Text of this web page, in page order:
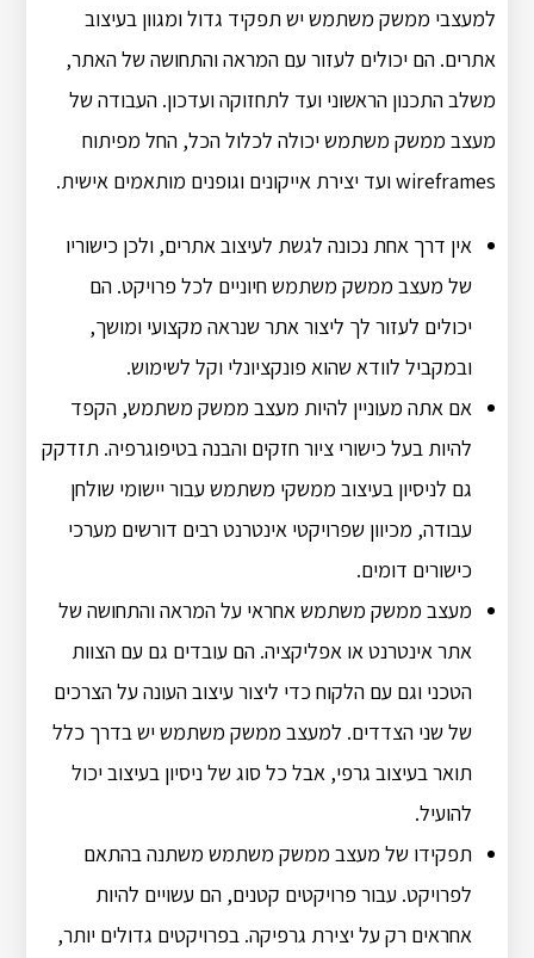
למעצבי ממשק משתמש יש תפקיד גדול ומגוון בעיצוב
אתרים. הם יכולים לעזור עם המראה והתחושה של האתר,
משלב התכנון הראשוני ועד לתחזוקה ועדכון. העבודה של
מעצב ממשק משתמש יכולה לכלול הכל, החל מפיתוח
wireframes ועד יצירת אייקונים וגופנים מותאמים אישית.
אין דרך אחת נכונה לגשת לעיצוב אתרים, ולכן כישוריו
של מעצב ממשק משתמש חיוניים לכל פרויקט. הם
יכולים לעזור לך ליצור אתר שנראה מקצועי ומושך,
ובמקביל לוודא שהוא פונקציונלי וקל לשימוש.
אם אתה מעוניין להיות מעצב ממשק משתמש, הקפד
להיות בעל כישורי ציור חזקים והבנה בטיפוגרפיה. תזדקק
גם לניסיון בעיצוב ממשקי משתמש עבור יישומי שולחן
עבודה, מכיוון שפרויקטי אינטרנט רבים דורשים מערכי
כישורים דומים.
מעצב ממשק משתמש אחראי על המראה והתחושה של
אתר אינטרנט או אפליקציה. הם עובדים גם עם הצוות
הטכני וגם עם הלקוח כדי ליצור עיצוב העונה על הצרכים
של שני הצדדים. למעצב ממשק משתמש יש בדרך כלל
תואר בעיצוב גרפי, אבל כל סוג של ניסיון בעיצוב יכול
להועיל.
תפקידו של מעצב ממשק משתמש משתנה בהתאם
לפרויקט. עבור פרויקטים קטנים, הם עשויים להיות
אחראים רק על יצירת גרפיקה. בפרויקטים גדולים יותר,